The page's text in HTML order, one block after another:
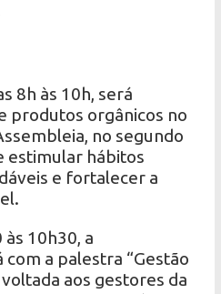
8h às 10h, será
produtos orgânicos no
no segundo
estimular hábitos
e fortalecer a
às 10h30, a
a palestra “Gestão
aos gestores da